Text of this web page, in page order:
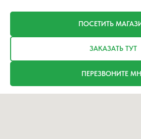
ПОСЕТИТЬ
ЗАКАЗАТЬ ТУТ
ПЕРЕЗВОНИТЕ